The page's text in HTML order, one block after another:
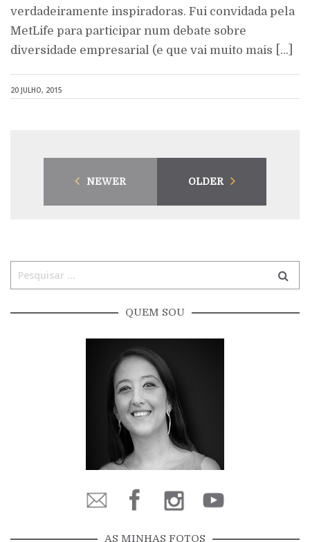
verdadeiramente inspiradoras. Fui convidada pela
MetLife para participar num debate sobre
diversidade empresarial (e que vai muito mais […]
20 JULHO, 2015
NEWER OLDER
QUEM SOU
AS MINHAS FOTOS